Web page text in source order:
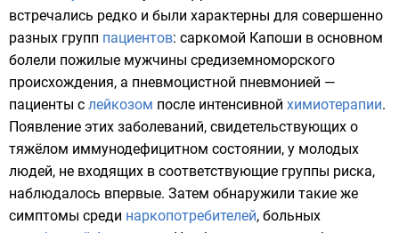
встречались редко и были характерны для совершенно
разных групп пациентов: саркомой Капоши в основном
болели пожилые мужчины средиземноморского
происхождения, а пневмоцистной пневмонией —
пациенты с лейкозом после интенсивной химиотерапии.
Появление этих заболеваний, свидетельствующих о
тяжёлом иммунодефицитном состоянии, у молодых
людей, не входящих в соответствующие группы риска,
наблюдалось впервые. Затем обнаружили такие же
симптомы среди наркопотребителей, больных